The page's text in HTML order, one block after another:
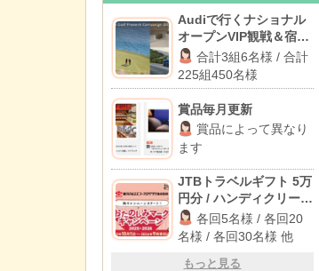
Audiで行くナショナル
オープンVIP観戦＆宿泊
体験 / JGA主催ナショナ
ルオープン一般観戦チ
ケット
合計3組6名様 / 合計
225組450名様
賞品毎月更新
賞品によって異なり
ます
JTBトラベルギフト 5万
円分 / ハンディクリーナ
ー / カタログギフト 他
各回5名様 / 各回20
名様 / 各回30名様 他
もっと見る